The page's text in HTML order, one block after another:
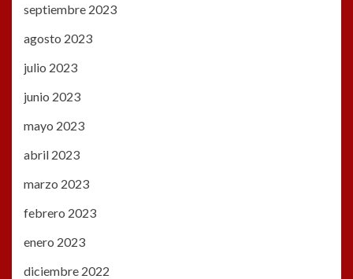
septiembre 2023
agosto 2023
julio 2023
junio 2023
mayo 2023
abril 2023
marzo 2023
febrero 2023
enero 2023
diciembre 2022